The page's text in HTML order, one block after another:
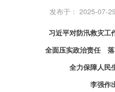
发布于： 2025-07-
习近平对防汛救灾工
全面压实政治责任
全力保障人民
李强作